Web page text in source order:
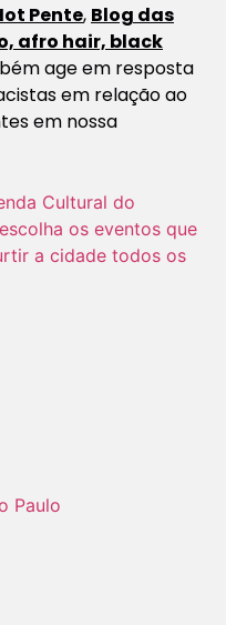
Pente, Blog das
afro hair, black
age em resposta
em relação ao
em nossa
Cultural do
os eventos que
a cidade todos os
Paulo